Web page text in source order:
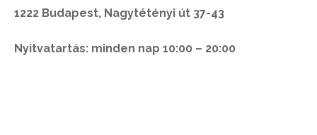
1222 Budapest, Nagytétényi út 37-43
Nyitvatartás: minden nap 10:00 – 20:00